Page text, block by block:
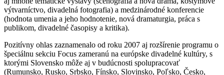
výtvarníctvo, divadelná fotografia) a medzinárodné konferencie
(hodnota umenia a jeho hodnotenie, nová dramaturgia, práca s
publikom, divadelné časopisy a kritika).
Pozitívny ohlas zaznamenalo od roku 2007 aj rozšírenie programu o
špeciálnu sekciu Focus zameranú na európske divadelné kultúry, s
ktorými Slovensko môže aj v budúcnosti spolupracovať
(Rumunsko, Rusko, Srbsko, Fínsko, Slovinsko, Poľsko, Česko,